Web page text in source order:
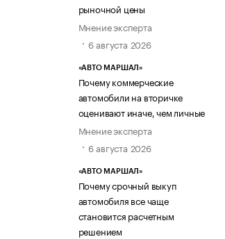
рыночной цены
Мнение эксперта
6 августа 2026
«АВТО МАРШАЛ»
Почему коммерческие
автомобили на вторичке
оценивают иначе, чем личные
Мнение эксперта
6 августа 2026
«АВТО МАРШАЛ»
Почему срочный выкуп
автомобиля все чаще
становится расчетным
решением